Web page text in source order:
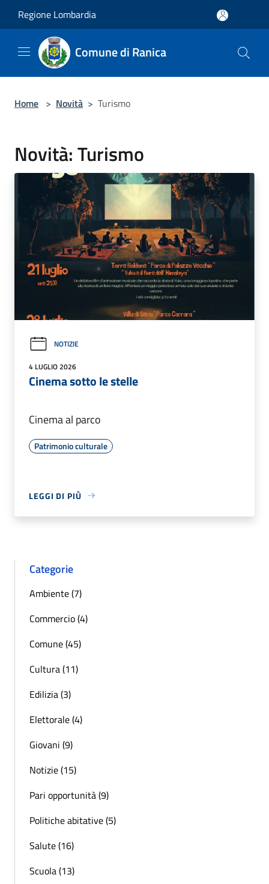
Regione Lombardia
Comune di Ranica
Home > Novità > Turismo
Novità: Turismo
NOTIZIE
4 LUGLIO 2026
Cinema sotto le stelle
Cinema al parco
Patrimonio culturale
LEGGI DI PIÙ
Categorie
Ambiente (7)
Commercio (4)
Comune (45)
Cultura (11)
Edilizia (3)
Elettorale (4)
Giovani (9)
Notizie (15)
Pari opportunità (9)
Politiche abitative (5)
Salute (16)
Scuola (13)